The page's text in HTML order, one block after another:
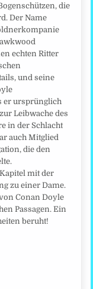
die
Der Name
echten Ritter
und seine
er ursprünglich
Leibwache des
in der Schlacht
auch Mitglied
die den
mit der
zu einer Dame.
Conan Doyle
Passagen. Ein
beruht!